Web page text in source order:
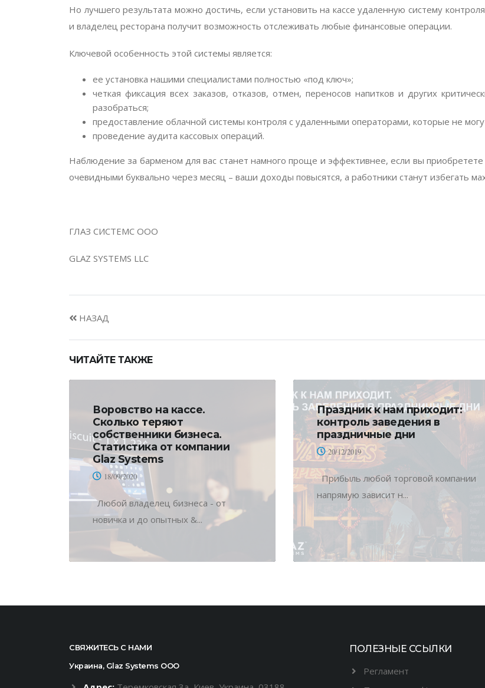
Но лучшего результата можно достичь, если установить на кассе удаленную систему контроля
и владелец ресторана получит возможность отслеживать любые финансовые операции.
Ключевой особенность этой системы является:
ее установка нашими специалистами полностью «под ключ»;
четкая фиксация всех заказов, отказов, отмен, переносов напитков и других
разобраться;
предоставление облачной системы контроля с удаленными операторами, которые не
проведение аудита кассовых операций.
Наблюдение за барменом для вас станет намного проще и эффективнее, если вы приобретете
очевидными буквально через месяц – ваши доходы повысятся, а работники станут избегать
ГЛАЗ СИСТЕМС ООО
GLAZ SYSTEMS LLC
НАЗАД
ЧИТАЙТЕ ТАКЖЕ
Воровство на кассе.
Сколько теряют
собственники бизнеса.
Статистика от компании
Glaz Systems
18/09/2020
Любой владелец бизнеса - от
новичка и до опытных &...
Праздник к нам приходит:
контроль заведения в
праздничные дни
20/12/2019
Прибыль любой торговой компании
напрямую зависит н...
СВЯЖИТЕСЬ С НАМИ
Украина, Glaz Systems ООО
ПОЛЕЗНЫЕ ССЫЛКИ
Регламент